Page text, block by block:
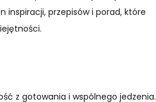
inspiracji, przepisów i porad, które
z gotowania i wspólnego jedzenia.